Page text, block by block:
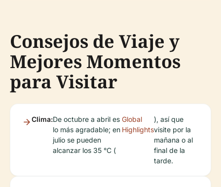
Consejos de Viaje y
Mejores Momentos
para Visitar
Clima:De octubre a abril es
lo más agradable; en
julio se pueden
alcanzar los 35 °C (
Global
Highlights
), así que
visite por la
mañana o al
final de la
tarde.